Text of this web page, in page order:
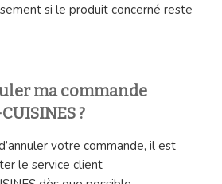
si le produit concerné reste
ma commande
?
votre commande, il est
le service client